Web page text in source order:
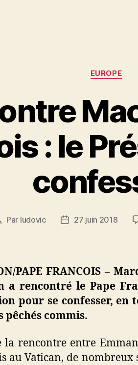
EUROPE
: le
Par ludovic
Date27 juin 2018
PAPE FRANCOIS –
a rencontré le Pape
pour se confesser,
pêchés commis.
la rencontre entre
au Vatican, de nombreux